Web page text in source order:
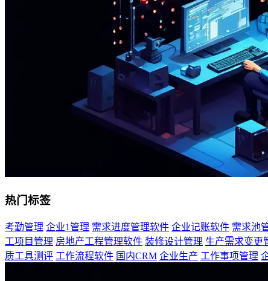
热门标签
考勤管理 企业1管理 需求进度管理软件 企业记账软件 需求池
工项目管理 房地产工程管理软件 装修设计管理 生产需求变更
质工具测评 工作流程软件 国内CRM 企业生产 工作事项管理